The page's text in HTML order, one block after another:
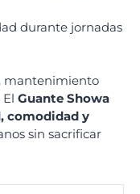
durante jornadas
mantenimiento
Guante Showa
comodidad y
sin sacrificar